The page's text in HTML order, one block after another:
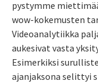
pystymme
wow-kokemusten
Videoanalytiikka
aukesivat vasta
Esimerkiksi
ajanjaksona selittyi